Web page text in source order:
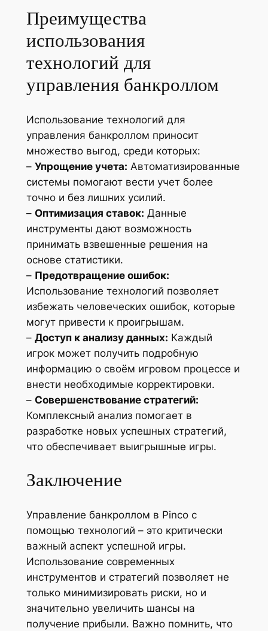
Преимущества
использования
технологий для
управления банкроллом
Использование технологий для
управления банкроллом приносит
множество выгод, среди которых:
– Упрощение учета: Автоматизированные
системы помогают вести учет более
точно и без лишних усилий.
– Оптимизация ставок: Данные
инструменты дают возможность
принимать взвешенные решения на
основе статистики.
– Предотвращение ошибок:
Использование технологий позволяет
избежать человеческих ошибок, которые
могут привести к проигрышам.
– Доступ к анализу данных: Каждый
игрок может получить подробную
информацию о своём игровом процессе и
внести необходимые корректировки.
– Совершенствование стратегий:
Комплексный анализ помогает в
разработке новых успешных стратегий,
что обеспечивает выигрышные игры.
Заключение
Управление банкроллом в Pinco с
помощью технологий – это критически
важный аспект успешной игры.
Использование современных
инструментов и стратегий позволяет не
только минимизировать риски, но и
значительно увеличить шансы на
получение прибыли. Важно помнить, что